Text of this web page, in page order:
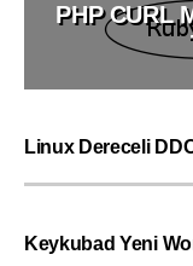
PHP CURL
Linux Dereceli
Keykubad Yeni